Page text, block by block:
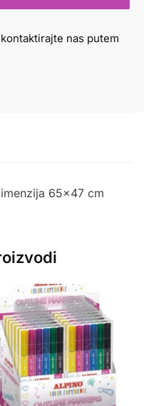
nas putem
65×47 cm